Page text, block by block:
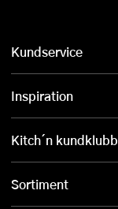
Kundservice
Inspiration
Kitch´n kundklubb
Sortiment